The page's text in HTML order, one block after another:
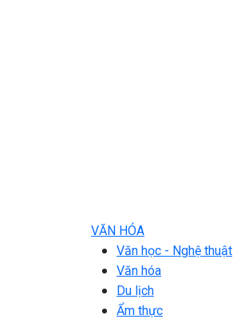
VĂN HÓA
Văn học - Nghệ thuật
Văn hóa
Du lịch
Ẩm thực